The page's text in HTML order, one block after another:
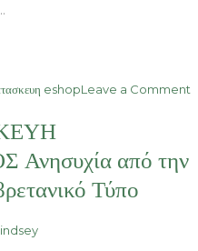
eshopLeave a Comment
από την
Τύπο